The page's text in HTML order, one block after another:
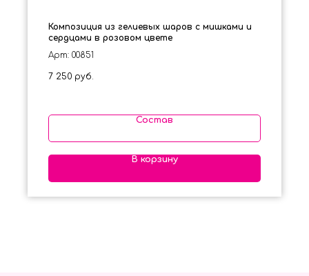
Композиция из гелиевых шаров с мишками и
сердцами в розовом цвете
Арт: 00851
7 250 руб.
Состав
В корзину